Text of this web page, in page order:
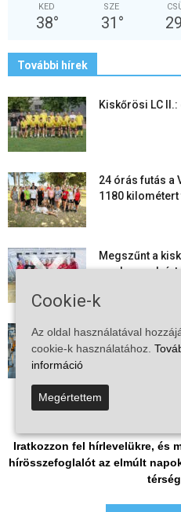
Nem akar
Iratkozzon fel hírlevelükre, és
hírösszefoglalót az elmúlt
KED
38°
SZE
31 ° 29
További hírek
Kiskőrösi LC
24 órás futás a
1180
Megszűnt a
egy korszak ért
Aktuális
Vitézy Dávid:
vasútvonalon
Cookie-k
Az oldal használatával
cookie-k használatához.
információ
Megértettem